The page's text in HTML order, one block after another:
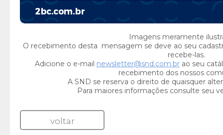
Imagens meramente
O recebimento desta mensagem se deve ao seu
recebe-las.
Adicione o e-mail newsletter@snd.com.brao seu
recebimento dos nossos
A SND se reserva o direito de quaisquer
Para maiores informações consulte seu
voltar